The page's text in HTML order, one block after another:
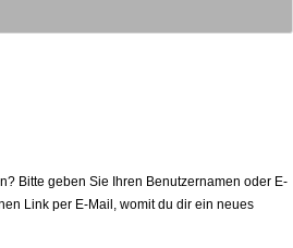
Bitte geben Sie Ihren Benutzernamen oder E-
Link per E-Mail, womit du dir ein neues